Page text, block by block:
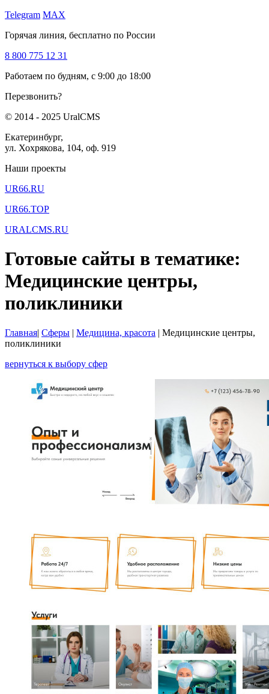
Telegram MAX
Горячая линия, бесплатно по России
8 800 775 12 31
Работаем по будням, с 9:00 до 18:00
Перезвонить?
© 2014 - 2025 UralCMS
Екатеринбург,
ул. Хохрякова, 104, оф. 919
Наши проекты
UR66.RU
UR66.TOP
URALCMS.RU
Готовые сайты в тематике:
Медицинские центры,
поликлиники
Главная| Сферы | Медицина, красота | Медицинские центры,
поликлиники
вернуться к выбору сфер